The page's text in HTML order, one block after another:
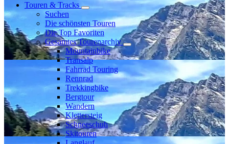
Touren & Tracks
Suchen
Die schönsten Touren
Die Top Favoriten
Gesamtes Tourenarchiv
Mountainbike
Transalp
Fahrrad Touring
Rennrad
Trekkingbike
Bergtour
Wandern
Klettersteig
Schneeschuh
Skitouren